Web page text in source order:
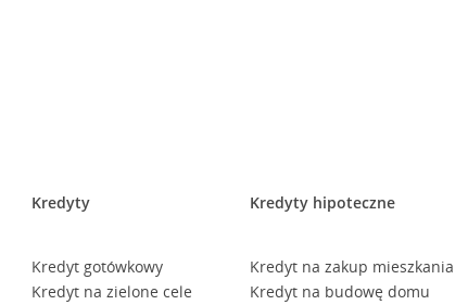
Kredyty
Kredyt gotówkowy
Kredyt na zielone cele
Kredyty hipoteczne
Kredyt na zakup mieszkania
Kredyt na budowę domu